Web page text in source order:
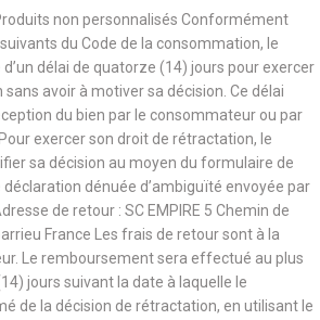
non personnalisés Conformément
du Code de la consommation, le
délai de quatorze (14) jours pour exercer
avoir à motiver sa décision. Ce délai
du bien par le consommateur ou par
exercer son droit de rétractation, le
sa décision au moyen du formulaire de
dénuée d’ambiguïté envoyée par
de retour : SC EMPIRE 5 Chemin de
France Les frais de retour sont à la
Le remboursement sera effectué au plus
jours suivant la date à laquelle le
de la décision de rétractation, en utilisant le